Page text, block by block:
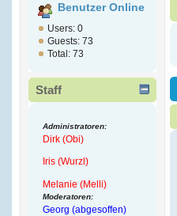
Benutzer Online
Users: 0
Guests: 73
Total: 73
Staff
Administratoren:
Dirk (Obi)
Iris (Wurzl)
Melanie (Melli)
Moderatoren:
Georg (abgesoffen)